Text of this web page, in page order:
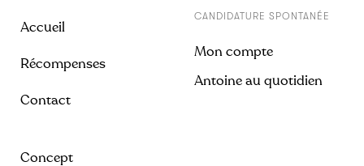
Accueil
Récompenses
Contact
CANDIDATURE SPONTANÉE
Mon compte
Antoine au quotidien
Concept